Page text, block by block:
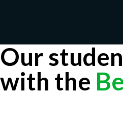
Our
with the